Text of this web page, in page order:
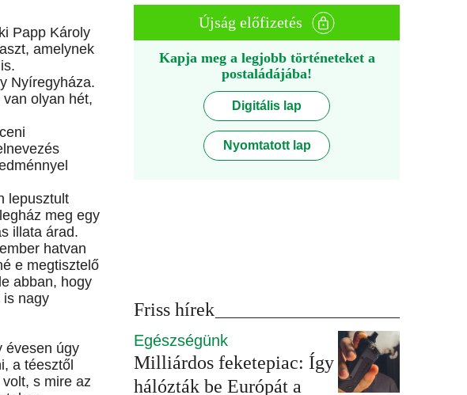
Papp Károly
amelynek
Nyíregyháza.
olyan hét,
lepusztult
meg egy
illata árad.
hatvan
e megtisztelő
abban, hogy
is nagy
évesen úgy
a téesztől
s mire az
Újság előfizetés
Kapja meg a legjobb történeteket a
postaládájába!
Digitális lap
Nyomtatott lap
Friss hírek
Egészségünk
Milliárdos feketepiac: Így
hálózták be Európát a